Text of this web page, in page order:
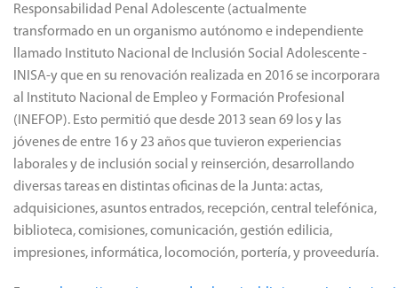
Responsabilidad Penal Adolescente (actualmente
transformado en un organismo autónomo e independiente
llamado ⁠Instituto Nacional de Inclusión Social Adolescente -
INISA-y que en su renovación realizada en 2016 se incorporara
al Instituto Nacional de Empleo y Formación Profesional
(INEFOP). Esto permitió que desde 2013 sean 69 los y las
jóvenes de entre 16 y 23 años que tuvieron experiencias
laborales y de inclusión social y reinserción, desarrollando
diversas tareas en distintas oficinas de la Junta: actas,
adquisiciones, asuntos entrados, recepción, central telefónica,
biblioteca, comisiones, comunicación, gestión edilicia,
impresiones, informática, locomoción, portería, y proveeduría.